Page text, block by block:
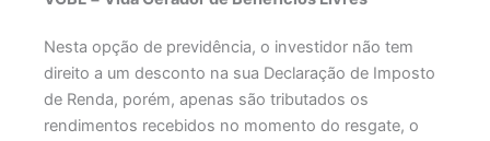
Nesta opção de previdência, o investidor não tem
direito a um desconto na sua Declaração de Imposto
de Renda, porém, apenas são tributados os
rendimentos recebidos no momento do resgate, o